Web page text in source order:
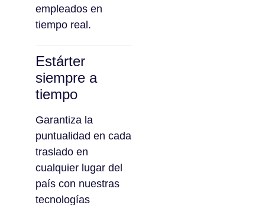
empleados en
tiempo real.
Estárter
siempre a
tiempo
Garantiza la
puntualidad en cada
traslado en
cualquier lugar del
país con nuestras
tecnologías